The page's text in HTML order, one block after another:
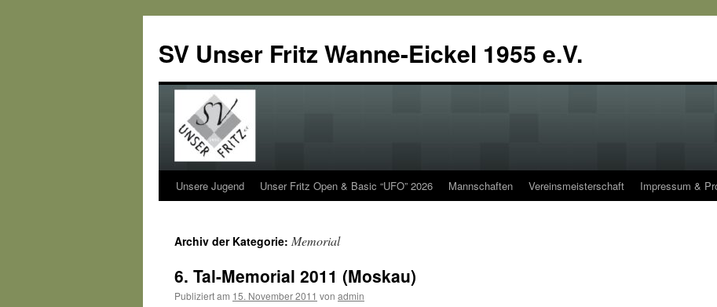
SV Unser Fritz Wanne-Eickel 1955 e.V.
Zum
springen
Unsere Jugend Unser Fritz Open & Basic “UFO” 2026 Mannschaften Vereinsmeisterschaft Impressum &
Archiv der Kategorie: Memorial
6. Tal-Memorial 2011 (Moskau)
Publiziert am 15. November 2011 von admin